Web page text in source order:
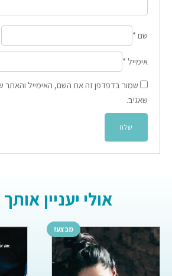
שם *
אימייל *
שמור בדפדפן זה את השם, האימייל
שאגיב.
אולי יעניין
מבצע!